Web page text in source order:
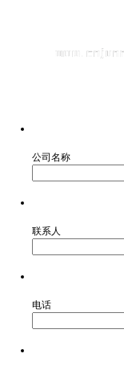
公司名称
联系人
电话